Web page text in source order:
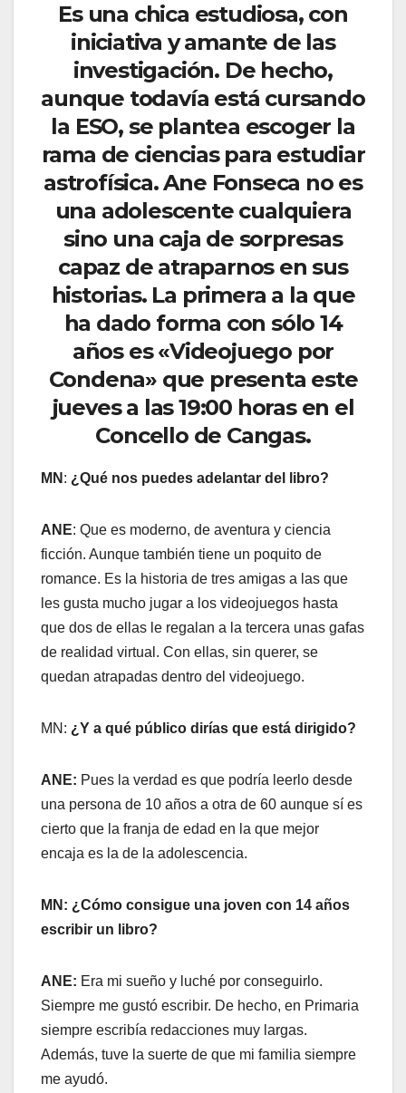
Es una chica estudiosa, con
iniciativa y amante de las
investigación. De hecho,
aunque todavía está cursando
la ESO, se plantea escoger la
rama de ciencias para estudiar
astrofísica. Ane Fonseca no es
una adolescente cualquiera
sino una caja de sorpresas
capaz de atraparnos en sus
historias. La primera a la que
ha dado forma con sólo 14
años es «Videojuego por
Condena» que presenta este
jueves a las 19:00 horas en el
Concello de Cangas.
MN : ¿Qué nos puedes adelantar del libro?
ANE: Que es moderno, de aventura y ciencia
ficción. Aunque también tiene un poquito de
romance. Es la historia de tres amigas a las que
les gusta mucho jugar a los videojuegos hasta
que dos de ellas le regalan a la tercera unas gafas
de realidad virtual. Con ellas, sin querer, se
quedan atrapadas dentro del videojuego.
MN: ¿Y a qué público dirías que está dirigido?
ANE: Pues la verdad es que podría leerlo desde
una persona de 10 años a otra de 60 aunque sí es
cierto que la franja de edad en la que mejor
encaja es la de la adolescencia.
MN: ¿Cómo consigue una joven con 14 años
escribir un libro?
ANE: Era mi sueño y luché por conseguirlo.
Siempre me gustó escribir. De hecho, en Primaria
siempre escribía redacciones muy largas.
Además, tuve la suerte de que mi familia siempre
me ayudó.